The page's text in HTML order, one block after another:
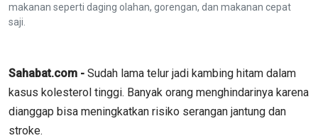
makanan seperti daging olahan, gorengan, dan makanan cepat
saji.
Sahabat.com - Sudah lama telur jadi kambing hitam dalam
kasus kolesterol tinggi. Banyak orang menghindarinya karena
dianggap bisa meningkatkan risiko serangan jantung dan
stroke.